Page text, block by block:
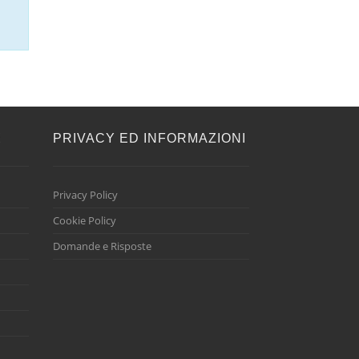
PRIVACY ED INFORMAZIONI
Privacy Policy
Cookie Policy
Domande e Risposte